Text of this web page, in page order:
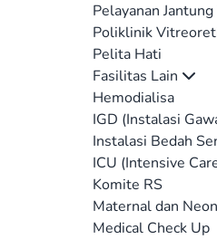
Pelayanan
Poliklinik
Pelita Hati
Fasilitas Lain
Hemodialisa
IGD (Instalasi
Instalasi Bedah
ICU (Intensive
Komite RS
Maternal dan
Medical Check Up